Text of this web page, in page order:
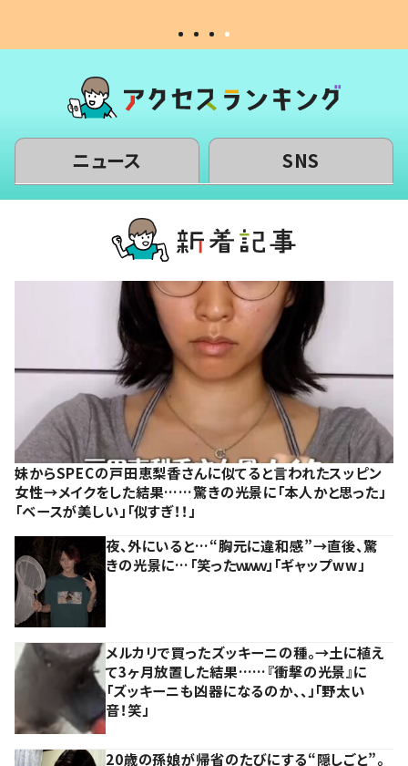
ニュース SNS
妹からSPECの戸田恵梨香さんに似てると言われたスッピン
女性→メイクをした結果……驚きの光景に「本人かと思った」
「ベースが美しい」「似すぎ！！」
夜、外にいると…“胸元に違和感”→直後、驚
きの光景に…「笑ったｗｗｗ」「ギャップww」
メルカリで買ったズッキーニの種。→土に植え
て3ヶ月放置した結果……『衝撃の光景』に
「ズッキーニも凶器になるのか、、」「野太い
音！笑」
20歳の孫娘が帰省のたびにする“隠しごと”。